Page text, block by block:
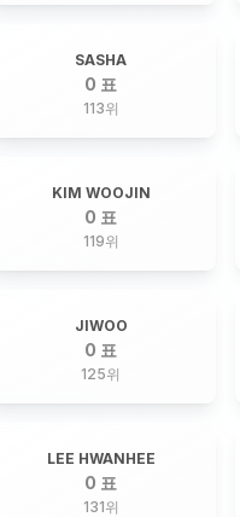
SASHA
0 표
113위
KIM WOOJIN
0 표
119위
JIWOO
0 표
125위
LEE HWANHEE
0 표
131위